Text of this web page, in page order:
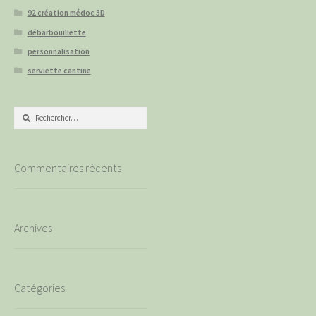
92 création médoc 3D
débarbouillette
personnalisation
serviette cantine
Commentaires récents
Archives
Catégories